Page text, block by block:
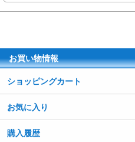
お買い物情報
ショッピングカート
お気に入り
購入履歴